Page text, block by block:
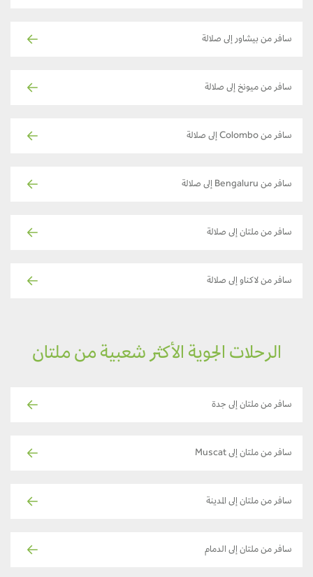
سافر من بيشاور إلى صلالة
سافر من ميونخ إلى صلالة
سافر من Colombo إلى صلالة
سافر من Bengaluru إلى صلالة
سافر من ملتان إلى صلالة
سافر من لاكناو إلى صلالة
الرحلات الجوية الأكثر شعبية من ملتان
سافر من ملتان إلى جدة
سافر من ملتان إلى Muscat
سافر من ملتان إلى المدينة
سافر من ملتان إلى الدمام